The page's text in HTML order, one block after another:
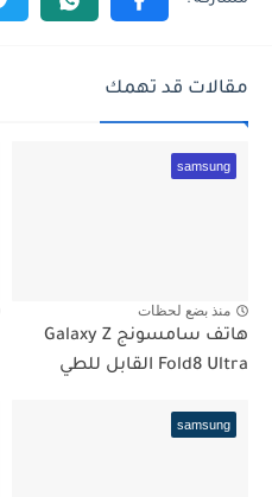
مقالات قد تهمك
samsung
منذ بضع لحظات
هاتف سامسونج Galaxy Z
Fold8 Ultra القابل للطي
samsung